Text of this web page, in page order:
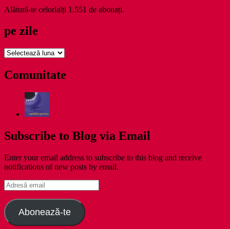
Alătură-te celorlalți 1.551 de abonați.
pe zile
pe
Comunitate
Subscribe to Blog via Email
Enter your email address to subscribe to this blog and receive
notifications of new posts by email.
Adresă
email
Abonează-te